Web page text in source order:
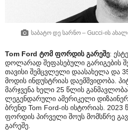
საბატო დე სარნო – Gucci-ის
Tom Ford ტომ ფორდის გარეშე:
დოლარად შეფასებული გარიგების
თავისი შემცვლელი დაასახელა და
მოდის ინდუსტრიას დაემშვიდობა.
მარჯვენა ხელი 25 წლის
ლეგენდარული ამერიკელი
ბრენდ Tom Ford-ის ისტორიას. 2023
ფორდის პირველი შოუს მომსწრე
გარეშე.